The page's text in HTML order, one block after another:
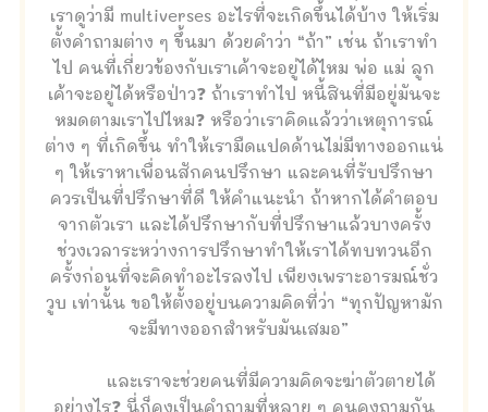
เราดูว่ามี multiverses อะไรที่จะเกิดขึ้นได้บ้าง ให้เริ่ม
ตั้งคำถามต่าง ๆ ขึ้นมา ด้วยคำว่า “ถ้า” เช่น ถ้าเราทำ
ไป คนที่เกี่ยวข้องกับเราเค้าจะอยู่ได้ไหม พ่อ แม่ ลูก
เค้าจะอยู่ได้หรือป่าว❓ ถ้าเราทำไป หนี้สินที่มีอยู่มันจะ
หมดตามเราไปไหม❓ หรือว่าเราคิดแล้วว่าเหตุการณ์
ต่าง ๆ ที่เกิดขึ้น ทำให้เรามืดแปดด้านไม่มีทางออกแน่
ๆ ให้เราหาเพื่อนสักคนปรึกษา และคนที่รับปรึกษา
ควรเป็นที่ปรึกษาที่ดี ให้คำแนะนำ ถ้าหากได้คำตอบ
จากตัวเรา และได้ปรึกษากับที่ปรึกษาแล้วบางครั้ง
ช่วงเวลาระหว่างการปรึกษาทำให้เราได้ทบทวนอีก
ครั้งก่อนที่จะคิดทำอะไรลงไป เพียงเพราะอารมณ์ชั่ว
วูบ เท่านั้น ขอให้ตั้งอยู่บนความคิดที่ว่า “ทุกปัญหามัก
จะมีทางออกสำหรับมันเสมอ”
และเราจะช่วยคนที่มีความคิดจะฆ่าตัวตายได้
อย่างไร❓ นี่ก็คงเป็นคำถามที่หลาย ๆ คนคงถามกัน